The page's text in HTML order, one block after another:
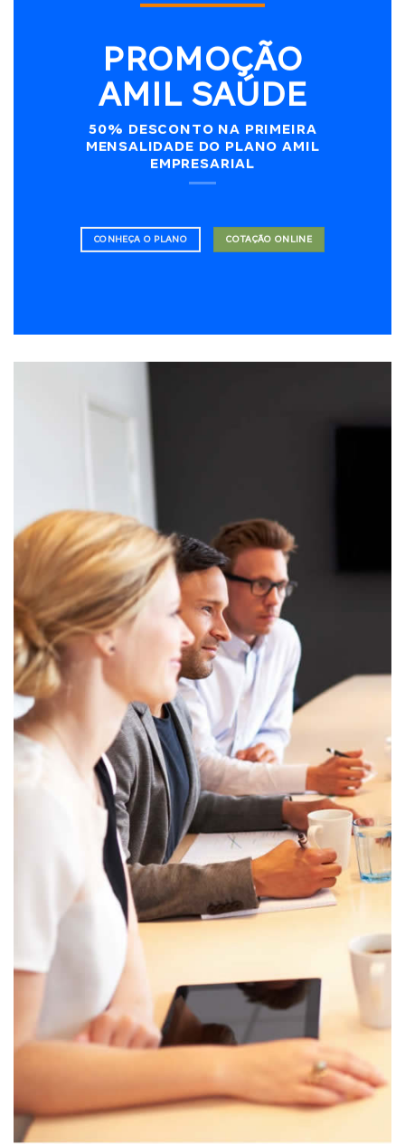
PROMOÇÃO
AMIL SAÚDE
50% DESCONTO NA PRIMEIRA
MENSALIDADE DO PLANO AMIL
EMPRESARIAL
CONHEÇA O PLANO COTAÇÃO ONLINE